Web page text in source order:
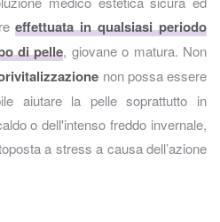
effettuata in qualsiasi periodo
di pelle, giovane o matura. Non
non possa essere
aiutare la pelle soprattutto in
o dell'intenso freddo invernale,
a stress a causa dell’azione